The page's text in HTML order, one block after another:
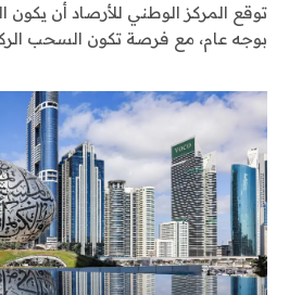
توقع المركز الوطني للأرصاد أن
بوجه عام، مع فرصة تكون السحب